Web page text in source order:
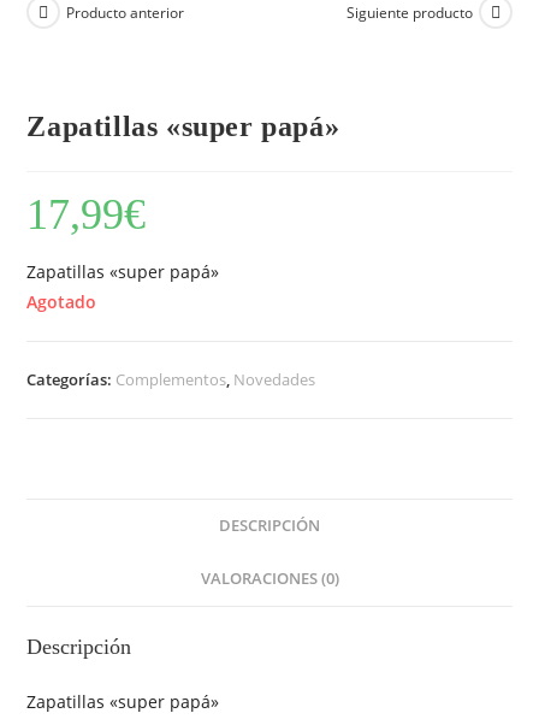
Producto anterior Siguiente producto
Zapatillas «super papá»
17,99€
Zapatillas «super papá»
Agotado
Categorías: Complementos, Novedades
DESCRIPCIÓN
VALORACIONES (0)
Descripción
Zapatillas «super papá»